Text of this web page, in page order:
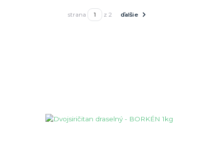
strana z 2 ďalšie